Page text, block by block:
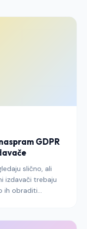
GDPR
slično, ali
izdavači trebaju
ih obraditi